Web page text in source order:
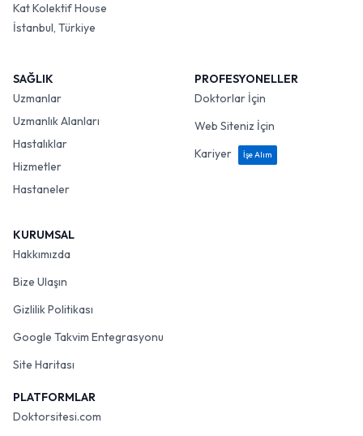
Kat Kolektif House
İstanbul, Türkiye
SAĞLIK
Uzmanlar
Uzmanlık Alanları
Hastalıklar
Hizmetler
Hastaneler
PROFESYONELLER
Doktorlar İçin
Web Siteniz İçin
Kariyer
İşe Alım
KURUMSAL
Hakkımızda
Bize Ulaşın
Gizlilik Politikası
Google Takvim Entegrasyonu
Site Haritası
PLATFORMLAR
Doktorsitesi.com